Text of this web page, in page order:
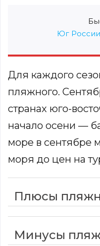
Юг
Для каждого
пляжного.
странах юго-
начало осени —
море в сентябре
моря до цен на
Плюсы
Минусы